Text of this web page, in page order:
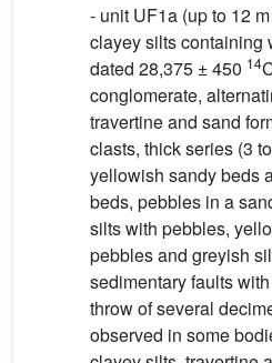
- unit UF1a (up to 12
clayey silts containing
dated 28,375 ± 450 14
conglomerate,
travertine and sand
clasts, thick series (3
yellowish sandy beds
beds, pebbles in a
silts with pebbles,
pebbles and greyish
sedimentary faults
throw of several
observed in some